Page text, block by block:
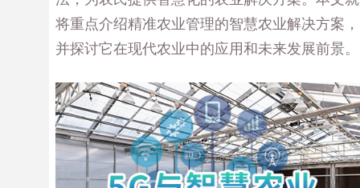
将重点介绍精准农业管理的智慧农业解决方案，
并探讨它在现代农业中的应用和未来发展前景。